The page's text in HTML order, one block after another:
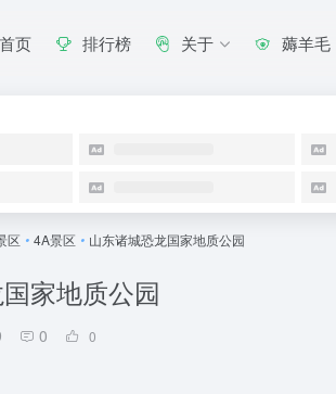
首页 排行榜 关于 薅羊毛
区 • 4A景区 • 山东诸城恐龙国家地质公园
家地质公园
0 0